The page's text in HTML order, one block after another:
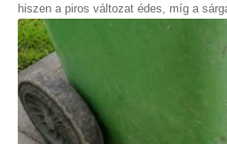
hiszen a piros változat édes, míg a